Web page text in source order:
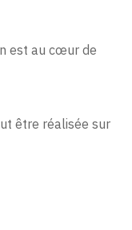
est au cœur de
être réalisée sur